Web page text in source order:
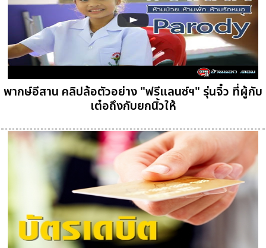
พากษ์อีสาน คลิปล้อตัวอย่าง "ฟรีแลนซ์ฯ" รุ่นจิ๋ว ที่ผู้กับ
เต๋อถึงกับยกนิ้วให้